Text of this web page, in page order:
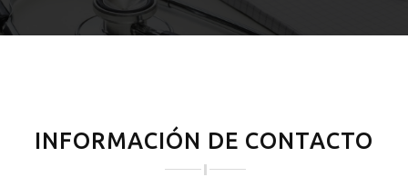
INFORMACIÓN DE CONTACTO